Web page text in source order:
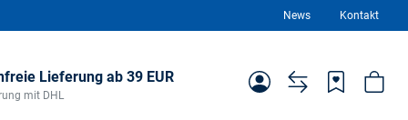
News Kontakt
Lieferung ab 39 EUR
mit DHL